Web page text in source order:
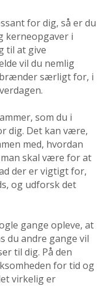
for dig, så er du
kerneopgaver i
til at give
vil du nemlig
brænder særligt for, i
som du i
dig. Det kan være,
med, hvordan
skal være for at
der er vigtigt for,
og udforsk det
gange opleve, at
du andre gange vil
til dig. På den
for tid og
virkelig er